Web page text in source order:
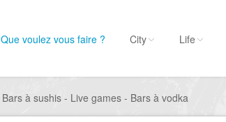
Que voulez vous faire ? City Life
Bars à sushis - Live games - Bars à vodka